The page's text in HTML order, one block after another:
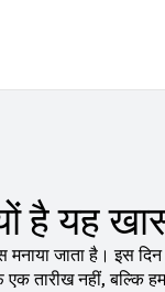
है यह
जाता है। इस
एक तारीख नहीं,